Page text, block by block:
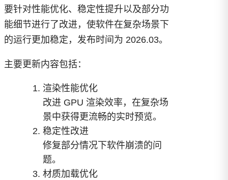
要针对性能优化、稳定性提升以及部分功
能细节进行了改进，使软件在复杂场景下
的运行更加稳定，发布时间为 2026.03。
主要更新内容包括：
渲染性能优化
改进 GPU 渲染效率，在复杂场
景中获得更流畅的实时预览。
稳定性改进
修复部分情况下软件崩溃的问
题。
材质加载优化